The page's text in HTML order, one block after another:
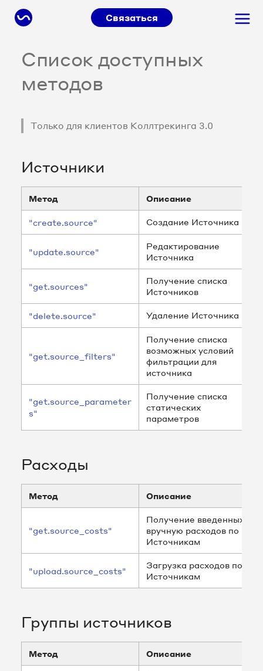
Связаться
Источники
Список доступных
методов
Только для клиентов Коллтрекинга 3.0
Источники
Метод Описание
"create.source" Создание Источника
"update.source"
Редактирование
Источника
"get.sources"
Получение списка
Источников
"delete.source" Удаление Источника
"get.source_filters"
Получение списка
возможных условий
фильтрации для
источника
"get.source_parameter
s"
Получение списка
статических
параметров
Расходы
Метод Описание
"get.source_costs"
Получение введенных
вручную расходов по
Источникам
"upload.source_costs"
Загрузка расходов по
Источникам
Группы источников
Метод Описание